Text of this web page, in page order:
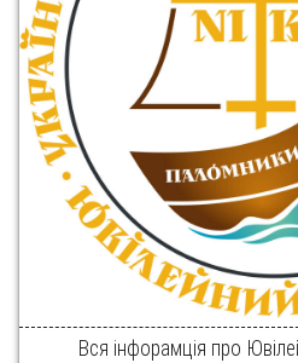
Вся інфорамція про